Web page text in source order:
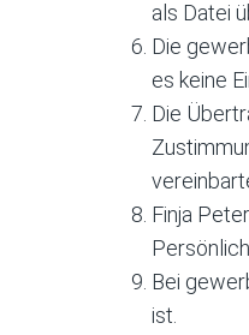
als Datei
Die
es keine
Die
Finja
Bei
ist.